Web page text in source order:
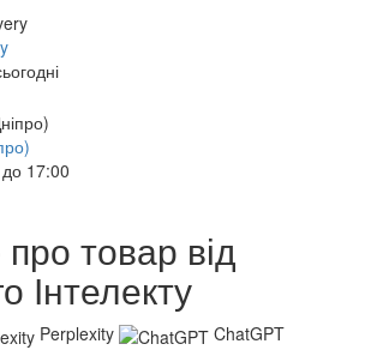
до 17:00
товар від
Інтелекту
Perplexity
ChatGPT